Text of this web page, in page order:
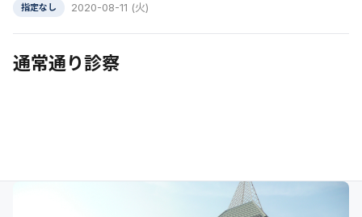
指定なし 2020-08-11 (火)
通常通り診察